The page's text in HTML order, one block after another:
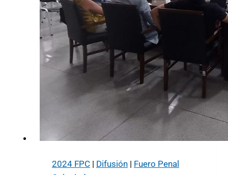
2024 FPC | Difusión | Fuero Penal